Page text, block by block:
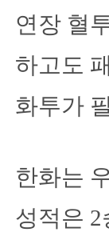
연장 혈
하고도
화투가
한화는
성적은 2